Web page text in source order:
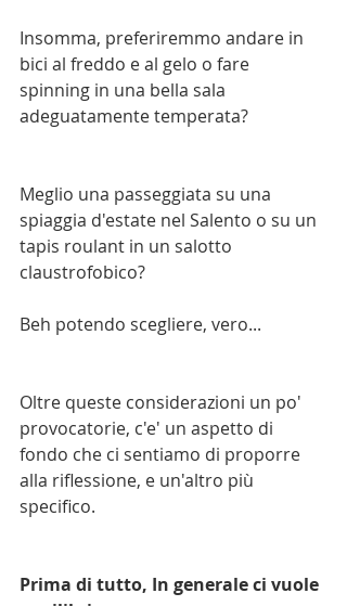
Insomma, preferiremmo andare in
bici al freddo e al gelo o fare
spinning in una bella sala
adeguatamente temperata?
Meglio una passeggiata su una
spiaggia d'estate nel Salento o su un
tapis roulant in un salotto
claustrofobico?
Beh potendo scegliere, vero...
Oltre queste considerazioni un po'
provocatorie, c'e' un aspetto di
fondo che ci sentiamo di proporre
alla riflessione, e un'altro più
specifico.
Prima di tutto, In generale ci vuole